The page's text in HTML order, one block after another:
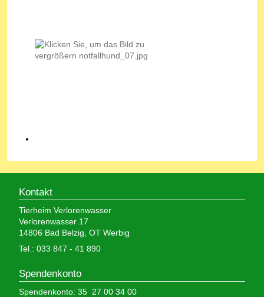
Kontakt
Tierheim Verlorenwasser
Verlorenwasser 17
14806 Bad Belzig, OT Werbig
Tel.: 033 847 - 41 890
Spendenkonto
Spendenkonto: 35 27 00 34 00